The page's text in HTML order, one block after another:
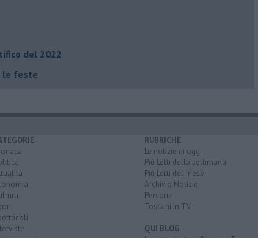
del 2022
le feste
RUBRICHE
Le notizie di oggi
Più Letti della settimana
Più Letti del mese
Archivio Notizie
Persone
Toscani in TV
QUI BLOG